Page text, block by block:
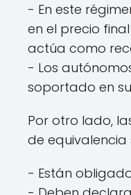
- En este
en el precio
actúa como
- Los
soportado en
Por otro lado,
de equivalencia
- Están